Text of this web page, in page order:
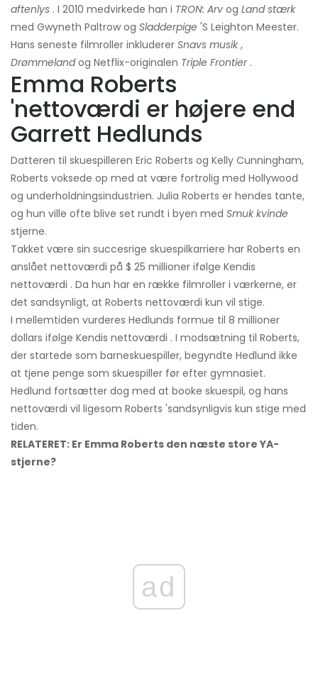
aftenlys . I 2010 medvirkede han i TRON: Arv og Land stærk
med Gwyneth Paltrow og Sladderpige 'S Leighton Meester.
Hans seneste filmroller inkluderer Snavs musik,
Drømmelandog Netflix-originalen Triple Frontier.
Emma Roberts
'nettoværdi er højere end
Garrett Hedlunds
Datteren til skuespilleren Eric Roberts og Kelly Cunningham,
Roberts voksede op med at være fortrolig med Hollywood
og underholdningsindustrien. Julia Roberts er hendes tante,
og hun ville ofte blive set rundt i byen med Smuk kvinde
stjerne.
Takket være sin succesrige skuespilkarriere har Roberts en
anslået nettoværdi på $ 25 millioner ifølge Kendis
nettoværdi . Da hun har en række filmroller i værkerne, er
det sandsynligt, at Roberts nettoværdi kun vil stige.
I mellemtiden vurderes Hedlunds formue til 8 millioner
dollars ifølge Kendis nettoværdi . I modsætning til Roberts,
der startede som barneskuespiller, begyndte Hedlund ikke
at tjene penge som skuespiller før efter gymnasiet.
Hedlund fortsætter dog med at booke skuespil, og hans
nettoværdi vil ligesom Roberts 'sandsynligvis kun stige med
tiden.
RELATERET: Er Emma Roberts den næste store YA-
stjerne?
ad